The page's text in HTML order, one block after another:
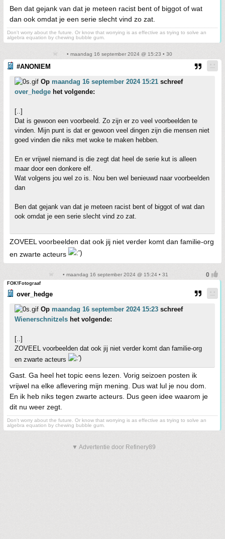
Ben dat gejank van dat je meteen racist bent of biggot of wat
dan ook omdat je een serie slecht vind zo zat.
Don't worry about the future. Or know that worrying is as effective as trying to solve an
algebra equation by chewing bubble gum.
• maandag 16 september 2024 @ 15:23 • 30
#ANONIEM
Op maandag 16 september 2024 15:21 schreef
over_hedge het volgende:
[..]
Dat is gewoon een voorbeeld. Zo zijn er zo veel voorbeelden te
vinden. Mijn punt is dat er gewoon veel dingen zijn die mensen niet
goed vinden die niks met woke te maken hebben.
En er vrijwel niemand is die zegt dat heel de serie kut is alleen
maar door een donkere elf.
Wat volgens jou wel zo is. Nou ben wel benieuwd naar voorbeelden
dan
Ben dat gejank van dat je meteen racist bent of biggot of wat dan
ook omdat je een serie slecht vind zo zat.
ZOVEEL voorbeelden dat ook jij niet verder komt dan familie-org
en zwarte acteurs
• maandag 16 september 2024 @ 15:24 • 31
FOK!Fotograaf
over_hedge
Op maandag 16 september 2024 15:23 schreef
Wienerschnitzels het volgende:
[..]
ZOVEEL voorbeelden dat ook jij niet verder komt dan familie-org
en zwarte acteurs
Gast. Ga heel het topic eens lezen. Vorig seizoen posten ik
vrijwel na elke aflevering mijn mening. Dus wat lul je nou dom.
En ik heb niks tegen zwarte acteurs. Dus geen idee waarom je
dit nu weer zegt.
Don't worry about the future. Or know that worrying is as effective as trying to solve an
algebra equation by chewing bubble gum.
▼ Advertentie door Refinery89